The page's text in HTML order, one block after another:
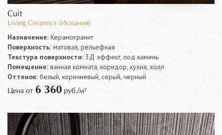
Cuit
Living Ceramics (Испания)
Назначение: Керамогранит
Поверхность: матовая, рельефная
Текстура поверхности: 3Д эффект, под камень
Помещение: ванная комната, коридор, кухня, холл
Оттенок: белый, коричневый, серый, черный
Цена от 6 360 руб./м²